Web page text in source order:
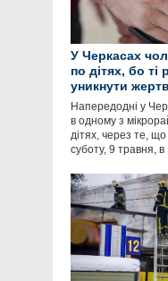
У Черкасах
по дітях, бо
уникнути жертв
Напередодні у
в одному з
дітях, через те,
суботу, 9 травня,